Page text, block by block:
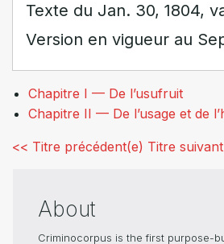
Texte du Jan. 30, 1804,
Version en vigueur au
Chapitre I — De l’usufruit
Chapitre II — De l’usage et de
<< Titre précédent(e) Titre
About
Criminocorpus is the first purpose-